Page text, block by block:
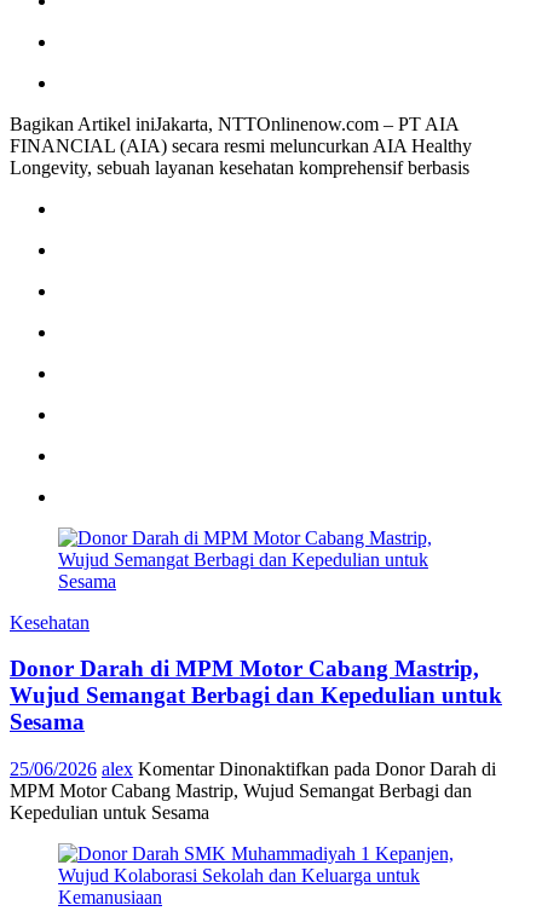
Bagikan Artikel iniJakarta, NTTOnlinenow.com – PT AIA
FINANCIAL (AIA) secara resmi meluncurkan AIA Healthy
Longevity, sebuah layanan kesehatan komprehensif berbasis
Kesehatan
Donor Darah di MPM Motor Cabang Mastrip,
Wujud Semangat Berbagi dan Kepedulian untuk
Sesama
25/06/2026 alex Komentar Dinonaktifkan pada Donor Darah di
MPM Motor Cabang Mastrip, Wujud Semangat Berbagi dan
Kepedulian untuk Sesama